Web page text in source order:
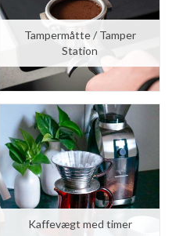
STUDYSHOP
kr. 199,00
Tampermåtte / Tamper
Station
Kaffevægt med timer